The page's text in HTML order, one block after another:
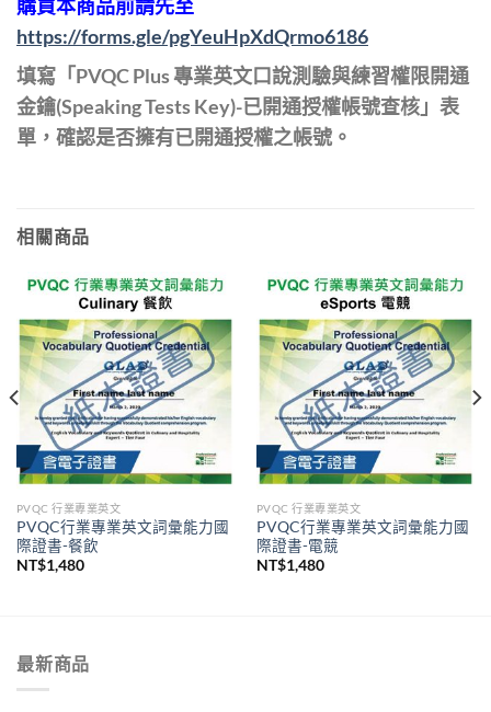
購買本商品前請先至
https://forms.gle/pgYeuHpXdQrmo6186
填寫「PVQC Plus 專業英文口說測驗與練習權限開通
金鑰(Speaking Tests Key)-已開通授權帳號查核」表
單，確認是否擁有已開通授權之帳號。
相關商品
PVQC 行業專業英文
PVQC行業專業英文詞彙能力國
際證書-餐飲
NT$1,480
PVQC 行業專業英文
PVQC行業專業英文詞彙能力國
際證書-電競
NT$1,480
最新商品